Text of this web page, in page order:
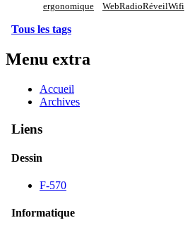
ergonomique
WebRadioRéveilWifi
Tous les tags
Menu extra
Accueil
Archives
Liens
Dessin
F-570
Informatique